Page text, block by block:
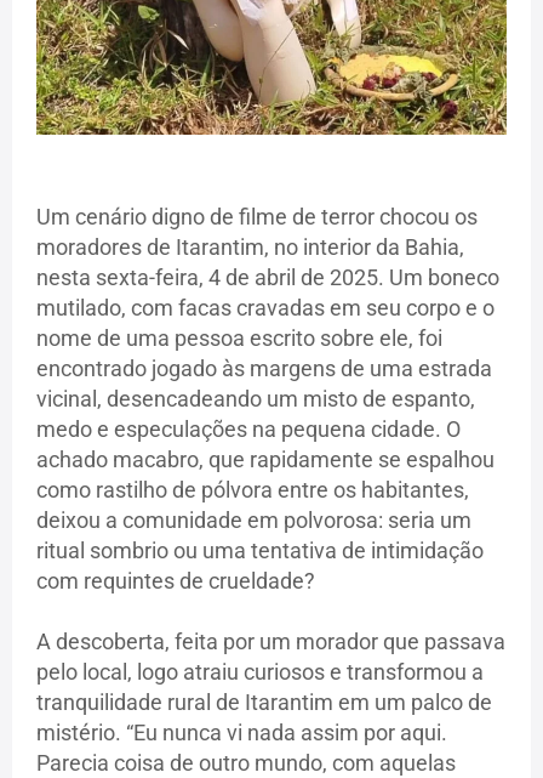
Um cenário digno de filme de terror chocou os
moradores de Itarantim, no interior da Bahia,
nesta sexta-feira, 4 de abril de 2025. Um boneco
mutilado, com facas cravadas em seu corpo e o
nome de uma pessoa escrito sobre ele, foi
encontrado jogado às margens de uma estrada
vicinal, desencadeando um misto de espanto,
medo e especulações na pequena cidade. O
achado macabro, que rapidamente se espalhou
como rastilho de pólvora entre os habitantes,
deixou a comunidade em polvorosa: seria um
ritual sombrio ou uma tentativa de intimidação
com requintes de crueldade?
A descoberta, feita por um morador que passava
pelo local, logo atraiu curiosos e transformou a
tranquilidade rural de Itarantim em um palco de
mistério. “Eu nunca vi nada assim por aqui.
Parecia coisa de outro mundo, com aquelas